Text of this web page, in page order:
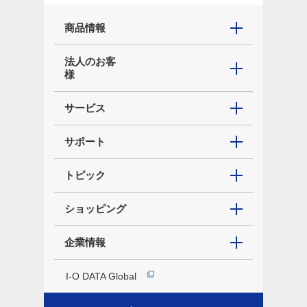
商品情報
法人のお客
様
サービス
サポート
トピック
ショッピング
企業情報
I-O DATA Global